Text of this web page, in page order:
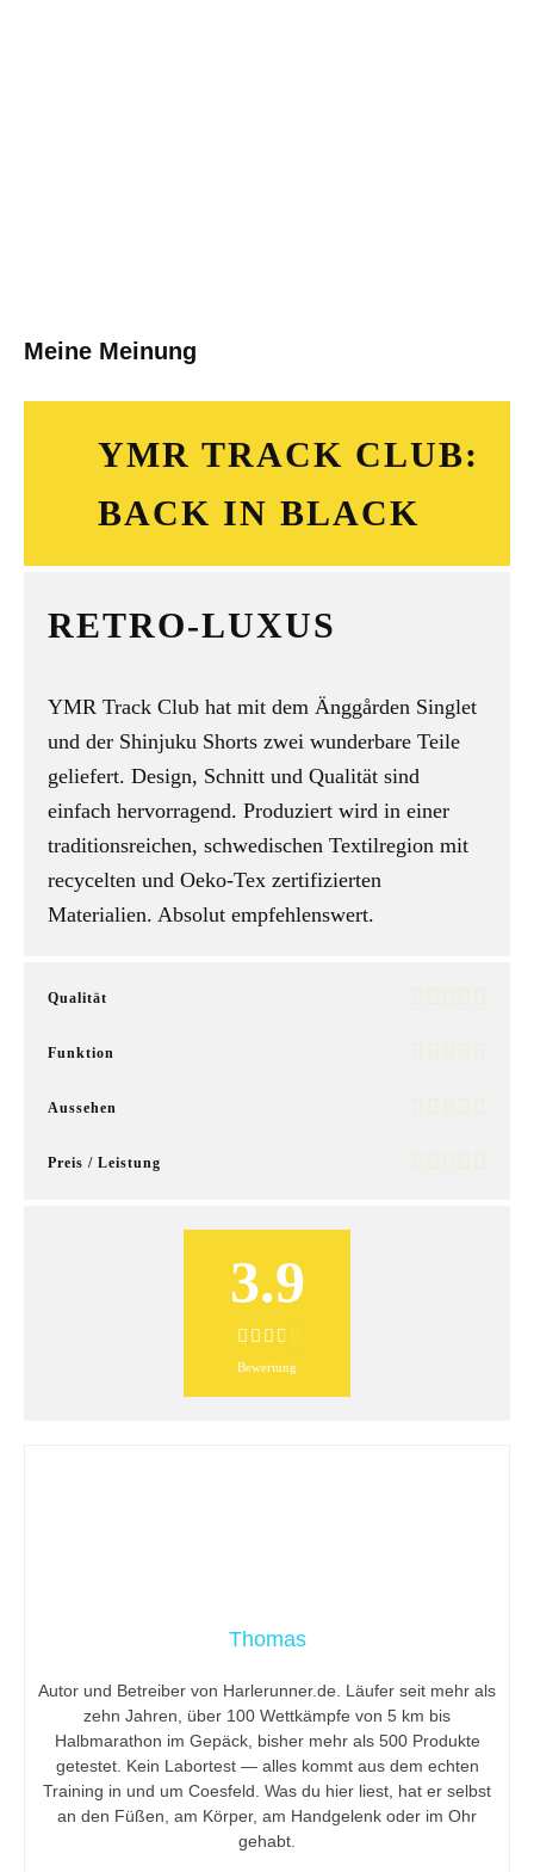
Meine Meinung
YMR TRACK CLUB:
BACK IN BLACK
RETRO-LUXUS
YMR Track Club hat mit dem Änggården Singlet
und der Shinjuku Shorts zwei wunderbare Teile
geliefert. Design, Schnitt und Qualität sind
einfach hervorragend. Produziert wird in einer
traditionsreichen, schwedischen Textilregion mit
recycelten und Oeko-Tex zertifizierten
Materialien. Absolut empfehlenswert.
Qualität
Funktion
Aussehen
Preis / Leistung
3.9
Bewertung
Thomas
Autor und Betreiber von Harlerunner.de. Läufer seit mehr als
zehn Jahren, über 100 Wettkämpfe von 5 km bis
Halbmarathon im Gepäck, bisher mehr als 500 Produkte
getestet. Kein Labortest — alles kommt aus dem echten
Training in und um Coesfeld. Was du hier liest, hat er selbst
an den Füßen, am Körper, am Handgelenk oder im Ohr
gehabt.